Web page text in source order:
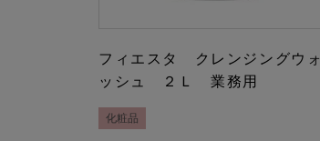
フィエスタ クレンジングウォ
ッシュ ２Ｌ 業務用
化粧品